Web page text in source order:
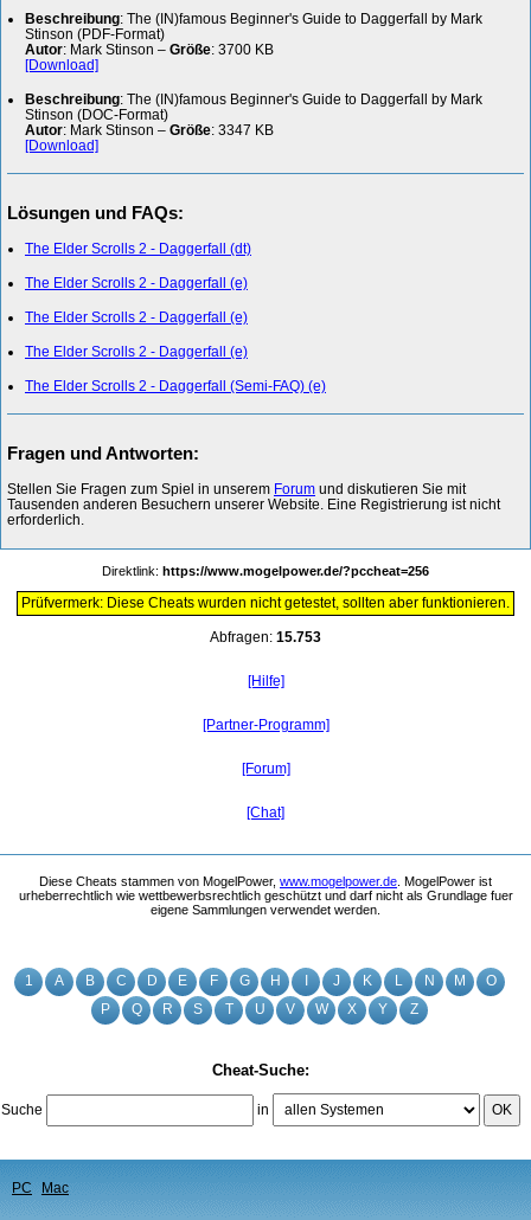
1 A B C D E F G H J K L N M
O
P
Q R S T U V W X Y Z
Cheat-Suche:
Suche in OK
PC Mac
Beschreibung: The (IN)famous Beginner's Guide to Daggerfall by Mark
Stinson (PDF-Format)
Autor: Mark Stinson – Größe: 3700 KB
[Download]
Beschreibung: The (IN)famous Beginner's Guide to Daggerfall by Mark
Stinson (DOC-Format)
Autor: Mark Stinson – Größe: 3347 KB
[Download]
Lösungen und FAQs:
The Elder Scrolls 2 - Daggerfall (dt)
The Elder Scrolls 2 - Daggerfall (e)
The Elder Scrolls 2 - Daggerfall (e)
The Elder Scrolls 2 - Daggerfall (e)
The Elder Scrolls 2 - Daggerfall (Semi-FAQ) (e)
Fragen und Antworten:
Stellen Sie Fragen zum Spiel in unserem Forum und diskutieren Sie mit
Tausenden anderen Besuchern unserer Website. Eine Registrierung ist nicht
erforderlich.
Direktlink: https://www.mogelpower.de/?pccheat=256
Prüfvermerk: Diese Cheats wurden nicht getestet, sollten aber funktionieren.
Abfragen: 15.753
[Hilfe]
[Partner-Programm]
[Forum]
[Chat]
Diese Cheats stammen von MogelPower, www.mogelpower.de . MogelPower ist
urheberrechtlich wie wettbewerbsrechtlich geschützt und darf nicht als Grundlage fuer
eigene Sammlungen verwendet werden.